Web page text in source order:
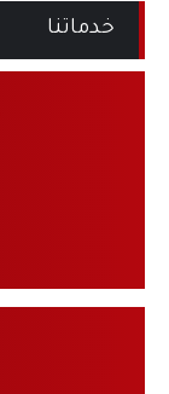
خدماتنا